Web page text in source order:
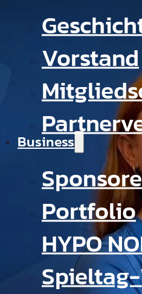
Vorstand
Business
Portfolio
HYPO